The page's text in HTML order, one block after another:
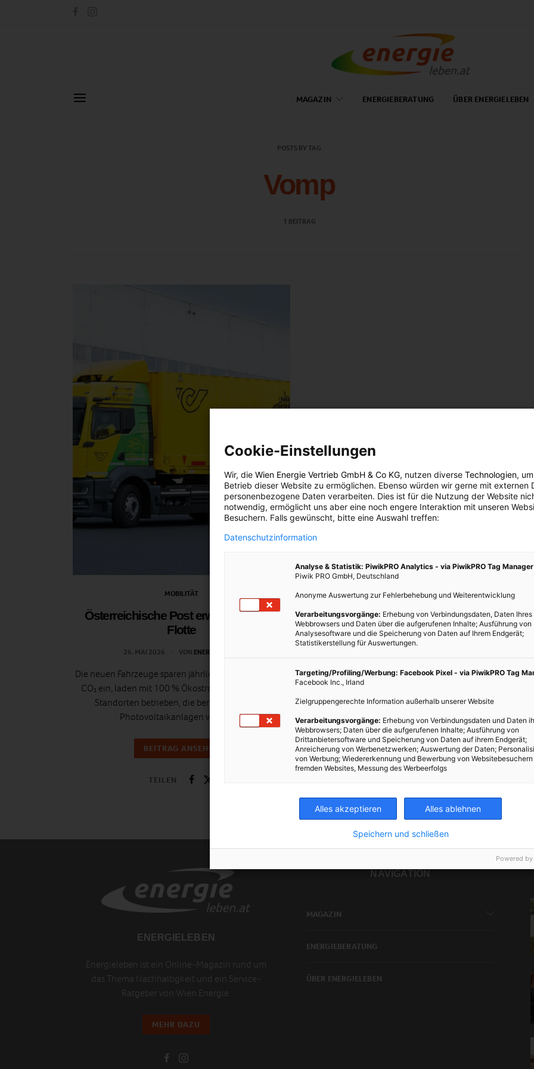
MAGAZIN ENERGIEBERATUNG ÜBER ENERGIELEBEN
POSTS BY TAG
Vomp
1 BEITRAG
MOBILITÄT
Österreichische Post erweitert E-LKW
Flotte
26. MAI 2026 VON ENERGIELEBEN
Die neuen Fahrzeuge sparen jährlich rund 189 Tonnen
CO₂ ein, laden mit 100 % Ökostrom und werden an
Standorten betrieben, die bereits über große
Photovoltaikanlagen verfügen.
BEITRAG ANSEHEN
TEILEN
ENERGIELEBEN
Energieleben ist ein Online-Magazin rund um
das Thema Nachhaltigkeit und ein Service-
Ratgeber von Wien Energie.
MEHR DAZU
NAVIGATION
MAGAZIN
ENERGIEBERATUNG
ÜBER ENERGIELEBEN
Cookie-Einstellungen
Wir, die Wien Energie Vertrieb GmbH & Co KG, nutzen diverse Technologien,
Betrieb dieser Website zu ermöglichen. Ebenso würden wir gerne mit externen
personenbezogene Daten verarbeiten. Dies ist für die Nutzung der Website
notwendig, ermöglicht uns aber eine noch engere Interaktion mit unseren
Besuchern. Falls gewünscht, bitte eine Auswahl treffen:
Datenschutzinformation
Analyse & Statistik: PiwikPRO Analytics - via PiwikPRO Tag Manager
Piwik PRO GmbH, Deutschland
Anonyme Auswertung zur Fehlerbehebung und Weiterentwicklung
Verarbeitungsvorgänge: Erhebung von Verbindungsdaten, Daten Ihres
Webbrowsers und Daten über die aufgerufenen Inhalte; Ausführung von
Analysesoftware und die Speicherung von Daten auf Ihrem Endgerät;
Statistikerstellung für Auswertungen.
Targeting/Profiling/Werbung: Facebook Pixel - via PiwikPRO Tag
Facebook Inc., Irland
Zielgruppengerechte Information außerhalb unserer Website
Verarbeitungsvorgänge: Erhebung von Verbindungsdaten und Daten
Webbrowsers; Daten über die aufgerufenen Inhalte; Ausführung von
Drittanbietersoftware und Speicherung von Daten auf ihrem Endgerät;
Anreicherung von Werbenetzwerken; Auswertung der Daten;
von Werbung; Wiedererkennung und Bewerbung von
fremden Websites, Messung des Werbeerfolgs
Alles akzeptieren Alles ablehnen
Speichern und schließen
Powered by